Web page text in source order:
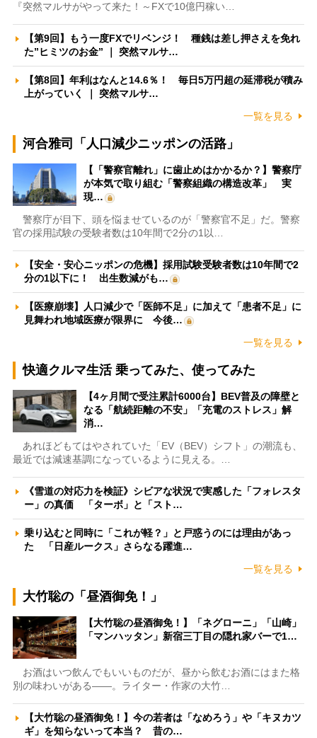
『突然マルサがやって来た！～FXで10億円稼い…
【第9回】もう一度FXでリベンジ！ 種銭は差し押さえを免れ
た”ヒミツのお金” ｜ 突然マルサ…
【第8回】年利はなんと14.6％！ 毎日5万円超の延滞税が積み
上がっていく ｜ 突然マルサ…
一覧を見る
河合雅司「人口減少ニッポンの活路」
【「警察官離れ」に歯止めはかかるか？】警察庁
が本気で取り組む「警察組織の構造改革」 実
現…
警察庁が目下、頭を悩ませているのが「警察官不足」だ。警察
官の採用試験の受験者数は10年間で2分の1以…
【安全・安心ニッポンの危機】採用試験受験者数は10年間で2
分の1以下に！ 出生数減がも…
【医療崩壊】人口減少で「医師不足」に加えて「患者不足」に
見舞われ地域医療が限界に 今後…
一覧を見る
快適クルマ生活 乗ってみた、使ってみた
【4ヶ月間で受注累計6000台】BEV普及の障壁と
なる「航続距離の不安」「充電のストレス」解
消…
あれほどもてはやされていた「EV（BEV）シフト」の潮流も、
最近では減速基調になっているように見える。…
《雪道の対応力を検証》シビアな状況で実感した「フォレスタ
ー」の真価 「ターボ」と「スト…
乗り込むと同時に「これが軽？」と戸惑うのには理由があっ
た 「日産ルークス」さらなる躍進…
一覧を見る
大竹聡の「昼酒御免！」
【大竹聡の昼酒御免！】「ネグローニ」「山崎」
「マンハッタン」新宿三丁目の隠れ家バーで1…
お酒はいつ飲んでもいいものだが、昼から飲むお酒にはまた格
別の味わいがある――。ライター・作家の大竹…
【大竹聡の昼酒御免！】今の若者は「なめろう」や「キヌカツ
ギ」を知らないって本当？ 昔の…